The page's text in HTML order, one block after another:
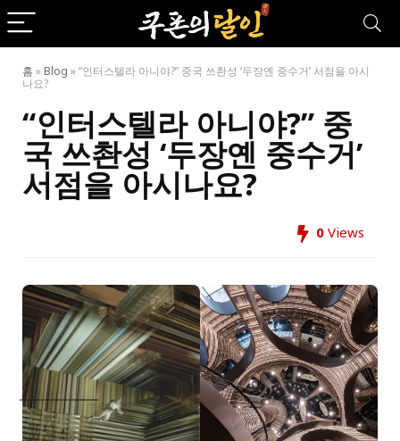
홈 » Blog »“인터스텔라 아니야?” 중국 쓰촨성 ‘두장옌 중수거’ 서점을 아시
나요?
“인터스텔라 아니야?” 중
국 쓰촨성 ‘두장옌 중수거’
서점을 아시나요?
0 Views